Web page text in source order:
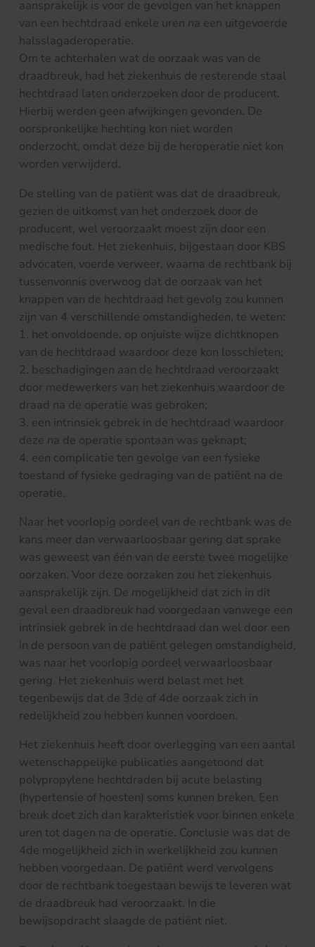
aansprakelijk is voor de gevolgen van het knappen
van een hechtdraad enkele uren na een uitgevoerde
halsslagaderoperatie.
Om te achterhalen wat de oorzaak was van de
draadbreuk, had het ziekenhuis de resterende staal
hechtdraad laten onderzoeken door de producent.
Hierbij werden geen afwijkingen gevonden. De
oorspronkelijke hechting kon niet worden
onderzocht, omdat deze bij de heroperatie niet kon
worden verwijderd.
De stelling van de patiënt was dat de draadbreuk,
gezien de uitkomst van het onderzoek door de
producent, wel veroorzaakt moest zijn door een
medische fout. Het ziekenhuis, bijgestaan door KBS
advocaten, voerde verweer, waarna de rechtbank bij
tussenvonnis overwoog dat de oorzaak van het
knappen van de hechtdraad het gevolg zou kunnen
zijn van 4 verschillende omstandigheden, te weten:
1. het onvoldoende, op onjuiste wijze dichtknopen
van de hechtdraad waardoor deze kon losschieten;
2. beschadigingen aan de hechtdraad veroorzaakt
door medewerkers van het ziekenhuis waardoor de
draad na de operatie was gebroken;
3. een intrinsiek gebrek in de hechtdraad waardoor
deze na de operatie spontaan was geknapt;
4. een complicatie ten gevolge van een fysieke
toestand of fysieke gedraging van de patiënt na de
operatie.
Naar het voorlopig oordeel van de rechtbank was de
kans meer dan verwaarloosbaar gering dat sprake
was geweest van één van de eerste twee mogelijke
oorzaken. Voor deze oorzaken zou het ziekenhuis
aansprakelijk zijn. De mogelijkheid dat zich in dit
geval een draadbreuk had voorgedaan vanwege een
intrinsiek gebrek in de hechtdraad dan wel door een
in de persoon van de patiënt gelegen omstandigheid,
was naar het voorlopig oordeel verwaarloosbaar
gering. Het ziekenhuis werd belast met het
tegenbewijs dat de 3de of 4de oorzaak zich in
redelijkheid zou hebben kunnen voordoen.
Het ziekenhuis heeft door overlegging van een aantal
wetenschappelijke publicaties aangetoond dat
polypropylene hechtdraden bij acute belasting
(hypertensie of hoesten) soms kunnen breken. Een
breuk doet zich dan karakteristiek voor binnen enkele
uren tot dagen na de operatie. Conclusie was dat de
4de mogelijkheid zich in werkelijkheid zou kunnen
hebben voorgedaan. De patiënt werd vervolgens
door de rechtbank toegestaan bewijs te leveren wat
de draadbreuk had veroorzaakt. In die
bewijsopdracht slaagde de patiënt niet.